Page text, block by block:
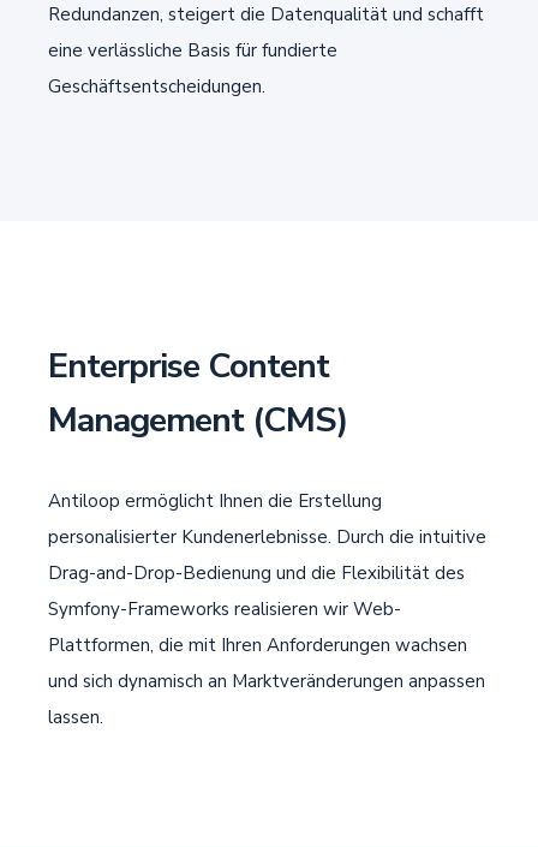
Redundanzen, steigert die Datenqualität und schafft
eine verlässliche Basis für fundierte
Geschäftsentscheidungen.
Enterprise Content
Management (CMS)
Antiloop ermöglicht Ihnen die Erstellung
personalisierter Kundenerlebnisse. Durch die intuitive
Drag-and-Drop-Bedienung und die Flexibilität des
Symfony-Frameworks realisieren wir Web-
Plattformen, die mit Ihren Anforderungen wachsen
und sich dynamisch an Marktveränderungen anpassen
lassen.